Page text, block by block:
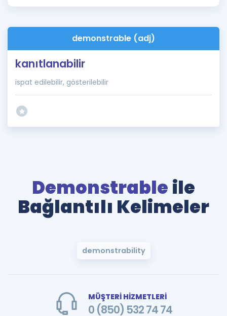
İngilizce Gramerdemonstrable (adj)
kanıtlanabilir
ispat edilebilir, gösterilebilir
Demonstrable ile
Bağlantılı Kelimeler
demonstrability
MÜŞTERİ HİZMETLERİ
0 (850) 532 74 74